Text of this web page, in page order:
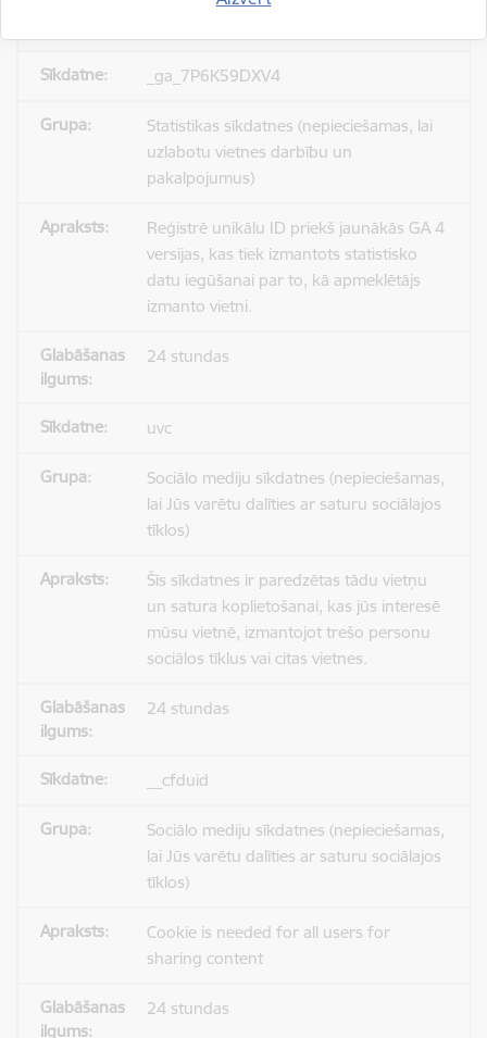
_ga_7P6K59DXV4
Statistikas sīkdatnes (nepieciešamas, lai
uzlabotu vietnes darbību un
pakalpojumus)
Reģistrē unikālu ID priekš jaunākās GA 4
versijas, kas tiek izmantots statistisko
datu iegūšanai par to, kā apmeklētājs
izmanto vietni.
24 stundas
uvc
Sociālo mediju sīkdatnes (nepieciešamas,
lai Jūs varētu dalīties ar saturu sociālajos
tīklos)
Šīs sīkdatnes ir paredzētas tādu vietņu
un satura koplietošanai, kas jūs interesē
mūsu vietnē, izmantojot trešo personu
sociālos tīklus vai citas vietnes.
24 stundas
__cfduid
Sociālo mediju sīkdatnes (nepieciešamas,
lai Jūs varētu dalīties ar saturu sociālajos
tīklos)
Cookie is needed for all users for
sharing content
24 stundas